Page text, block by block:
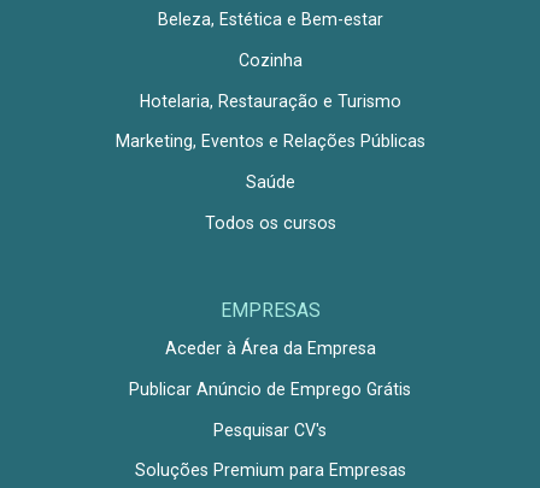
Beleza, Estética e Bem-estar
Cozinha
Hotelaria, Restauração e Turismo
Marketing, Eventos e Relações Públicas
Saúde
Todos os cursos
EMPRESAS
Aceder à Área da Empresa
Publicar Anúncio de Emprego Grátis
Pesquisar CV's
Soluções Premium para Empresas